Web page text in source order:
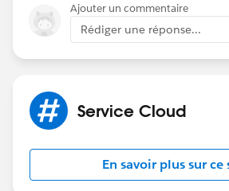
Ajouter un commentaire
Rédiger une réponse...
Service Cloud
En savoir plus sur ce